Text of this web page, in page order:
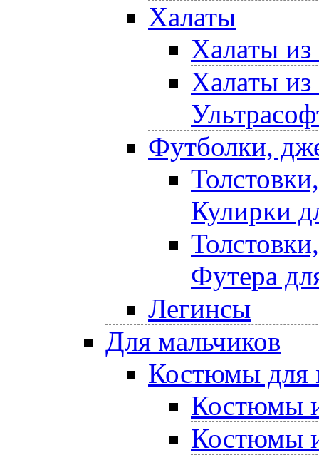
Халаты
Халаты из
Халаты
Футболки,
Кулирки
Футера
Легинсы
Для мальчиков
Костюмы для
Костюмы
Костюмы